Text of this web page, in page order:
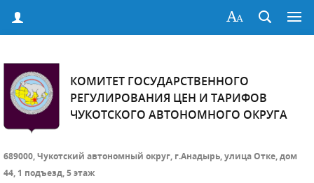
КОМИТЕТ ГОСУДАРСТВЕННОГО
РЕГУЛИРОВАНИЯ ЦЕН И ТАРИФОВ
ЧУКОТСКОГО АВТОНОМНОГО ОКРУГА
689000, Чукотский автономный округ, г.Анадырь, улица Отке, дом
44, 1 подъезд, 5 этаж